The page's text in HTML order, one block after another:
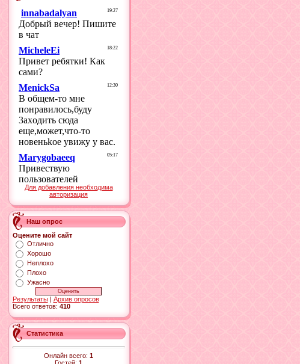
Для добавления необходима
авторизация
Наш опрос
Оцените мой сайт
Отлично
Хорошо
Неплохо
Плохо
Ужасно
Результаты| Архив опросов
Всего ответов: 410
Статистика
Онлайн всего: 1